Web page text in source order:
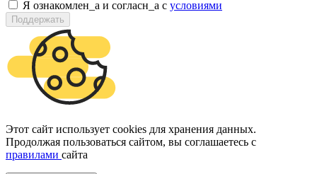
Я ознакомлен_а и согласн_а c условиями
Поддержать
Этот сайт использует cookies для хранения данных.
Продолжая пользоваться сайтом, вы соглашаетесь с
правилами сайта